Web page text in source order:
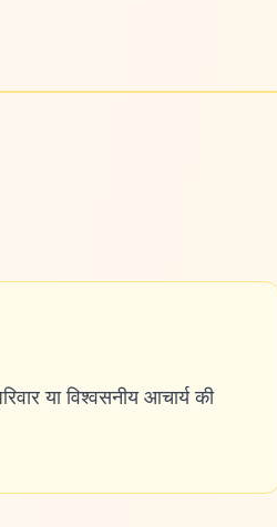
या विश्वसनीय आचार्य की